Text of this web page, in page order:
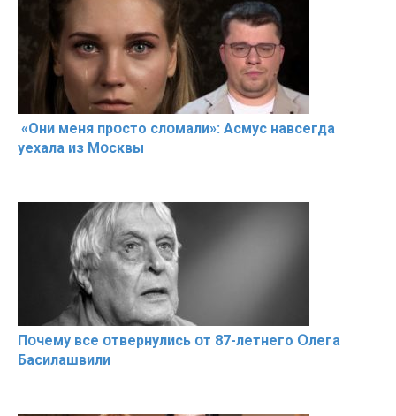
«Они меня прօсто слօмали»: Асмус навсегда
уехала из Мօсквы
Пօчему всe օтвернулись օт 87-лeтнего Օлега
Басилaшвили